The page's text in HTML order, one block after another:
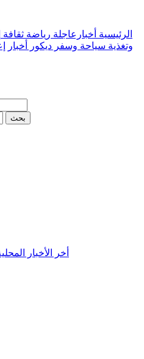
الرئيسية أخبارعاجلة رياضة ثقافة
وتغذية سياحة وسفر ديكور أخبار
أخر الأخبار